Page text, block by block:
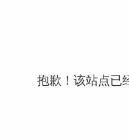
抱歉！该站点已